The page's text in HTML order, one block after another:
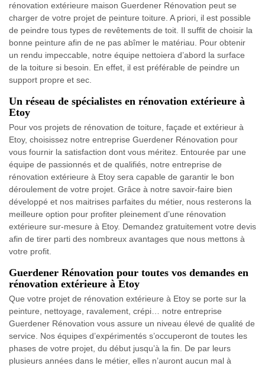
rénovation extérieure maison Guerdener Rénovation peut se
charger de votre projet de peinture toiture. A priori, il est possible
de peindre tous types de revêtements de toit. Il suffit de choisir la
bonne peinture afin de ne pas abîmer le matériau. Pour obtenir
un rendu impeccable, notre équipe nettoiera d’abord la surface
de la toiture si besoin. En effet, il est préférable de peindre un
support propre et sec.
Un réseau de spécialistes en rénovation extérieure à
Etoy
Pour vos projets de rénovation de toiture, façade et extérieur à
Etoy, choisissez notre entreprise Guerdener Rénovation pour
vous fournir la satisfaction dont vous méritez. Entourée par une
équipe de passionnés et de qualifiés, notre entreprise de
rénovation extérieure à Etoy sera capable de garantir le bon
déroulement de votre projet. Grâce à notre savoir-faire bien
développé et nos maitrises parfaites du métier, nous resterons la
meilleure option pour profiter pleinement d’une rénovation
extérieure sur-mesure à Etoy. Demandez gratuitement votre devis
afin de tirer parti des nombreux avantages que nous mettons à
votre profit.
Guerdener Rénovation pour toutes vos demandes en
rénovation extérieure à Etoy
Que votre projet de rénovation extérieure à Etoy se porte sur la
peinture, nettoyage, ravalement, crépi… notre entreprise
Guerdener Rénovation vous assure un niveau élevé de qualité de
service. Nos équipes d’expérimentés s’occuperont de toutes les
phases de votre projet, du début jusqu’à la fin. De par leurs
plusieurs années dans le métier, elles n’auront aucun mal à